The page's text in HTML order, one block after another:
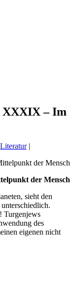
– Im
Literatur|
Mensch
sieht den
Turgenjews
des
eigenen nicht